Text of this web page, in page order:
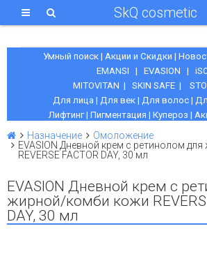
SkQ cosmetic
Умный поиск| Акции и Скидки |
EMANSI | EVASION |
MITOVITAN | SKIN SAFE |
Для лица | Для век | Для волос |
Лифтинг| Пигментация | Купероз |
Назначение
Омоложение
EVASION Дневной крем с ретинолом
REVERSE FACTOR DAY, 30 мл
EVASION Дневной крем с
жирной/комби кожи
DAY, 30 мл